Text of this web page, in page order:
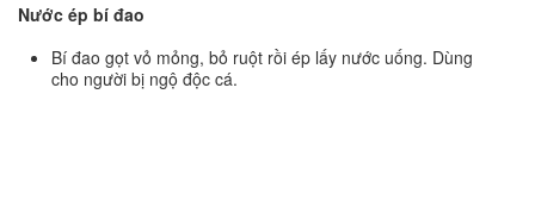
Nước ép bí đao
Bí đao gọt vỏ mỏng, bỏ ruột rồi ép lấy nước uống. Dùng
cho người bị ngộ độc cá.